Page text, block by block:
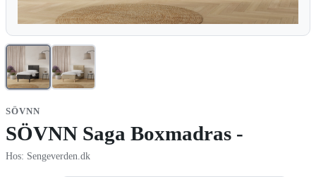
SÖVNN
SÖVNN Saga Boxmadras -
Hos: Sengeverden.dk